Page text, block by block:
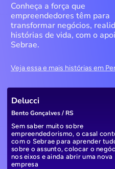
Conheça a força que
empreendedores têm para
transformar negócios,
histórias de vida, com o
Sebrae.
Veja essa e mais histórias em
Delucci
Bento Gonçalves / RS
Sem saber muito sobre
empreendedorismo, o casal
com o Sebrae para aprender
sobre o assunto, colocar o
nos eixos e ainda abrir uma nova
empresa